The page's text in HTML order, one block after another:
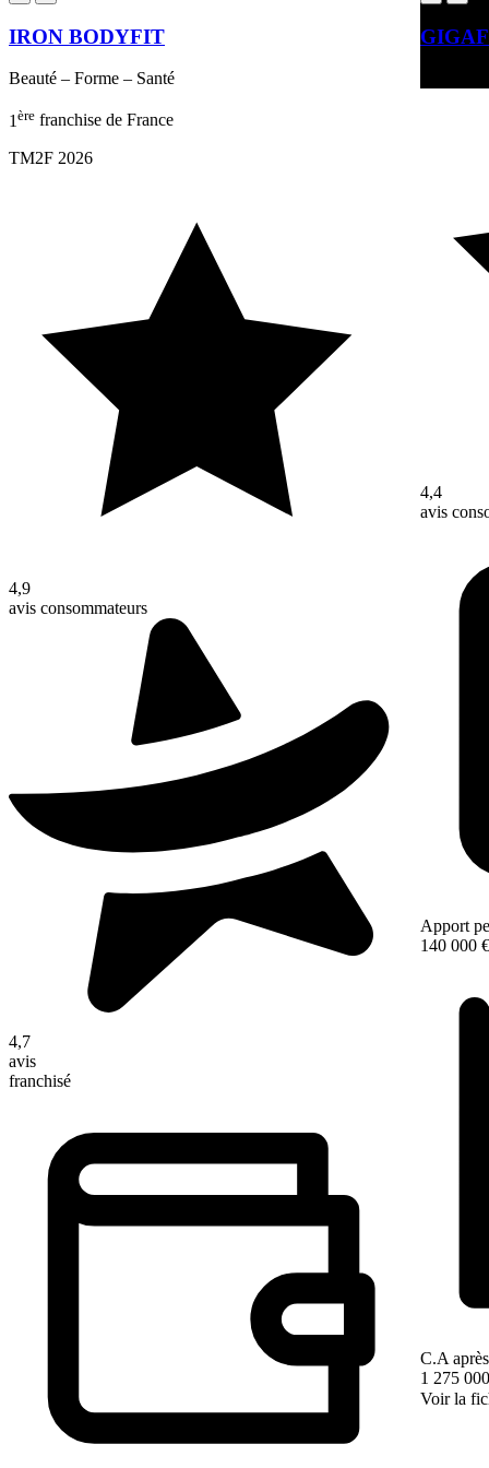
IRON BODYFIT
Beauté – Forme – Santé
1 ère franchise de France
TM2F 2026
4,9
avis consommateurs
4,7
avis
franchisé
4,4
avis
Apport
140 000 €
C.A
1 275
Voir la